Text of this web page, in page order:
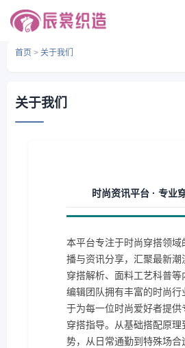
首页 > 关于我们
关于我们
时尚资讯平台 · 专业
本平台专注于时尚穿搭领域
播与资讯分享，汇聚最新潮
穿搭解析、面料工艺科普等
编辑团队拥有丰富的时尚行
于为每一位时尚爱好者提供
穿搭指导。从基础搭配原理
势，从日常通勤到特殊场合